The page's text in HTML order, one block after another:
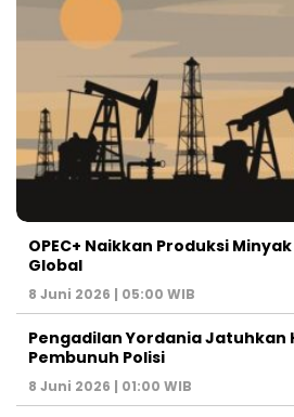
OPEC+ Naikkan Produksi
Global
8 Juni 2026 | 05:00 WIB
Pengadilan Yordania Jatuhkan
Pembunuh Polisi
8 Juni 2026 | 01:00 WIB